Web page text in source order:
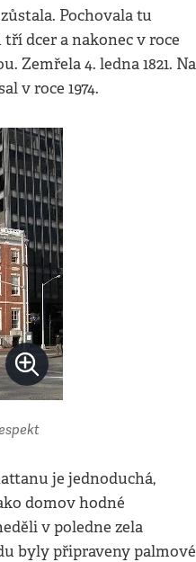
Pochovala tu
dcer a nakonec v roce
Zemřela 4. ledna 1821. Na
v roce 1974.
je jednoduchá,
domov hodné
v poledne zela
byly připraveny palmové